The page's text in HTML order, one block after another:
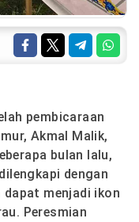
pembicaraan
Akmal Malik,
bulan lalu,
dengan
menjadi ikon
Peresmian